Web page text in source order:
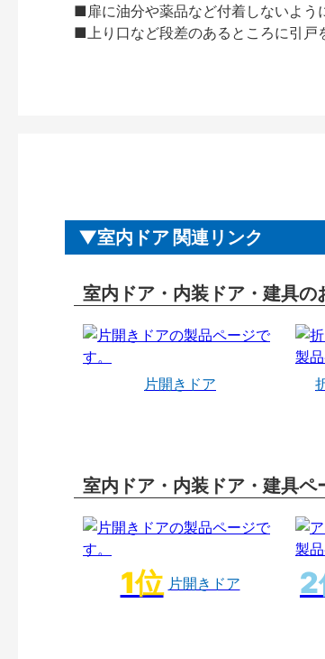
■扉に油分や薬品など付着しないよう
■上り口など段差のあるところに引戸
室内ドア 関連リンク
室内ドア・内装ドア・建具の
片開きドア
室内ドア・内装ドア・建具ペ
片開きドア